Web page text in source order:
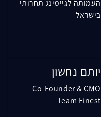
העמותה לגיימינג תחרותי
בישראל
יותם נחשון
Co-Founder & CMO
Team Finest